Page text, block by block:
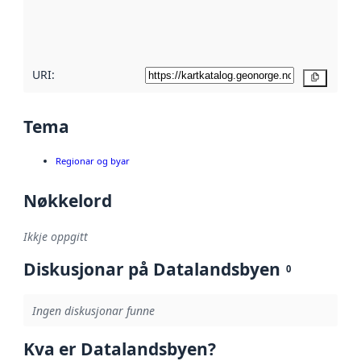
URI:
Tema
Regionar og byar
Nøkkelord
Ikkje oppgitt
Diskusjonar på Datalandsbyen 0
Ingen diskusjonar funne
Kva er Datalandsbyen?